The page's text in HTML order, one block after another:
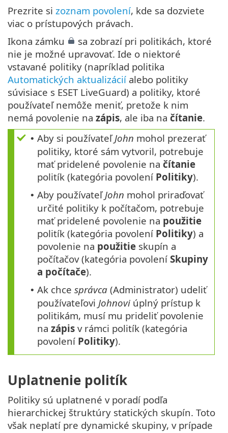
Prezrite si zoznam povolení, kde sa dozviete
viac o prístupových právach.
Ikona zámku
sa zobrazí pri politikách, ktoré
nie je možné upravovať. Ide o niektoré
vstavané politiky (napríklad politika
Automatických aktualizácií alebo politiky
súvisiace s ESET LiveGuard) a politiky, ktoré
používateľ nemôže meniť, pretože k nim
nemá povolenie na zápis, ale iba na čítanie.
• Aby si používateľJohn mohol prezerať
politiky, ktoré sám vytvoril, potrebuje
mať pridelené povolenie na čítanie
politík (kategória povolení Politiky).
• Aby používateľJohn mohol priraďovať
určité politiky k počítačom, potrebuje
mať pridelené povolenie na použitie
politík (kategória povolení Politiky) a
povolenie na použitie skupín a
počítačov (kategória povolení Skupiny
a počítače).
• Ak chce správca (Administrator) udeliť
používateľovi Johnovi úplný prístup k
politikám, musí mu prideliť povolenie
na zápis v rámci politík (kategória
povolení Politiky).
Uplatnenie politík
Politiky sú uplatnené v poradí podľa
hierarchickej štruktúry statických skupín. Toto
však neplatí pre dynamické skupiny, v prípade